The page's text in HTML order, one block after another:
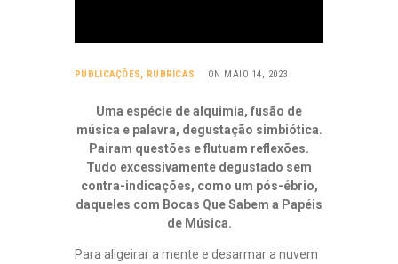
PUBLICAÇÕES, RUBRICAS ON MAIO 14, 2023
Uma espécie de alquimia, fusão de
música e palavra, degustação simbiótica.
Pairam questões e flutuam reflexões.
Tudo excessivamente degustado sem
contra-indicações, como um pós-ébrio,
daqueles com Bocas Que Sabem a Papéis
de Música.
Para aligeirar a mente e desarmar a nuvem
N
R
D
A
D
E
S
D
A
I